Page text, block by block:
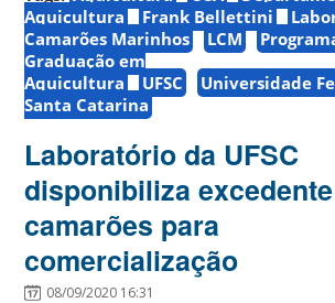
Aquicultura
Frank Bellettini
Camarões Marinhos
LCM
Graduação em
Aquicultura
UFSC
Universidade
Santa Catarina
Laboratório da UFSC
disponibiliza
camarões para
comercialização
08/09/2020 16:31